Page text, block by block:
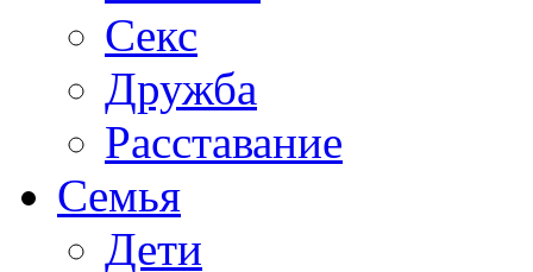
Секс
Дружба
Расставание
Семья
Дети